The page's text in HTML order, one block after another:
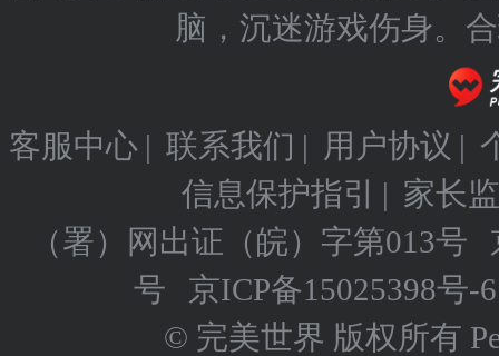
脑，沉迷游戏伤身。
客服中心 | 联系我们 | 用户协议 |
信息保护指引
| 家长
（署）网出证（皖）字第013号
号
京ICP备15025398号-6
© 完美世界 版权所有